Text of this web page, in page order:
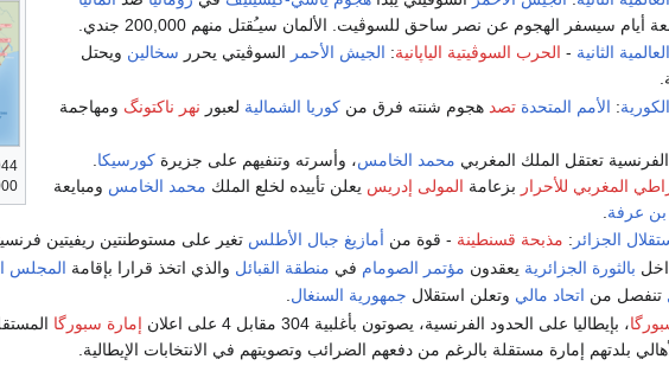
أيام سيسفر الهجوم عن نصر ساحق للسوڤيت. الألمان سيـُقتل منهم 200,000 جندي.
الثانية - الحرب السوڤيتية الياپانية: الجيش الأحمر السوڤيتي يحرر سخالين ويحتل
: الأمم المتحدة تصد هجوم شنته فرق منكوريا الشمالية لعبور نهر ناكتونگ ومهاجمة
تعتقل الملك المغربي محمد الخامس، وأسرته وتنفيهم على جزيرةكورسيكا
المغربي للأحرار بزعامة المولى إدريس يعلن تأييده لخلع الملك محمد الخامس ومبايعة
عرفة
الجزائر : مذبحة قسنطينة - قوة من أمازيغ جبال الأطلس تغير على مستوطنتين ريفيتين فرنسيتين
بالثورة الجزائرية يعقدون مؤتمر الصومام في منطقة القبائل والذي اتخذ قرارا بإقامة المجلس
تنفصل من اتحاد مالي وتعلن استقلال جمهورية السنغال
، بإيطاليا على الحدود الفرنسية، يصوتون بأغلبية 304 مقابل 4 على اعلان إمارة سبورگا